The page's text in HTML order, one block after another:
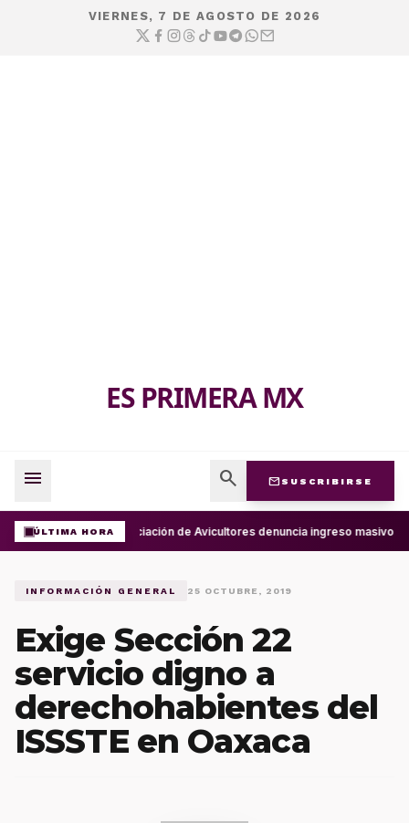
VIERNES, 7 DE AGOSTO DE 2026
ES PRIMERA MX
menu search mail SUSCRIBIRSE
ÚLTIMA HORAAsociación de Avicultores denuncia ingreso masivo
INFORMACIÓN GENERAL 25 OCTUBRE, 2019
Exige Sección 22
servicio digno a
derechohabientes del
ISSSTE en Oaxaca